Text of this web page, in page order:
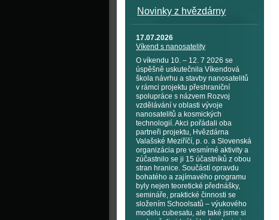
Novinky z hvězdárny
17.07.2026
Víkend s nanosatelity
O víkendu 10. – 12. 7 2026 se
úspěšně uskutečnila Víkendová
škola návrhu a stavby nanosatelitů
v rámci projektu přeshraniční
spolupráce s názvem Rozvoj
vzdělávání v oblasti vývoje
nanosatelitů a kosmických
technologií. Akci pořádali oba
partneři projektu, Hvězdárna
Valašské Meziříčí, p. o. a Slovenská
organizácia pre vesmírné aktivity a
zúčastnilo se ji 15 účastníků z obou
stran hranice. Součástí opravdu
bohatého a zajímavého programu
byly nejen teoretické přednášky,
semináře, praktické činnosti se
složením Schoolsatů – výukového
modelu cubesatu, ale také jsme si